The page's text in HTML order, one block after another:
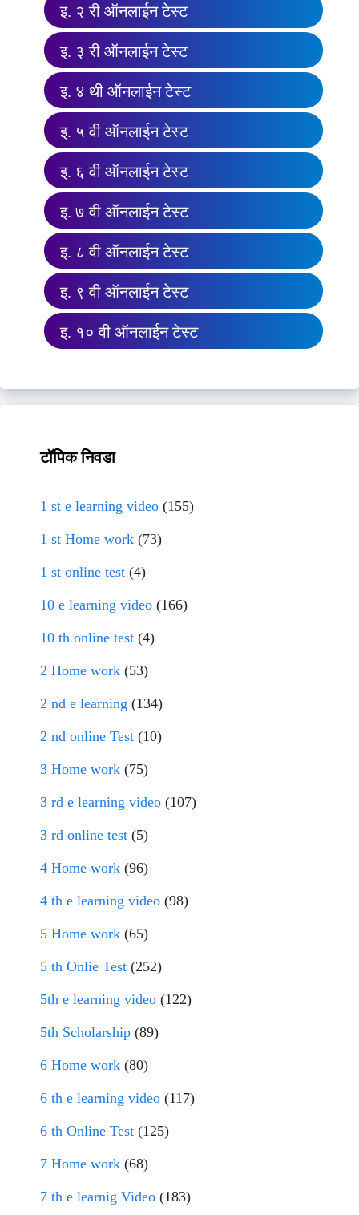
इ. २ री ऑनलाईन टेस्ट
इ. ३ री ऑनलाईन टेस्ट
इ. ४ थी ऑनलाईन टेस्ट
इ. ५ वी ऑनलाईन टेस्ट
इ. ६ वी ऑनलाईन टेस्ट
इ. ७ वी ऑनलाईन टेस्ट
इ. ८ वी ऑनलाईन टेस्ट
इ. ९ वी ऑनलाईन टेस्ट
इ. १० वी ऑनलाईन टेस्ट
टॉपिक निवडा
1 st e learning video (155)
1 st Home work (73)
1 st online test (4)
10 e learning video (166)
10 th online test (4)
2 Home work (53)
2 nd e learning (134)
2 nd online Test (10)
3 Home work (75)
3 rd e learning video (107)
3 rd online test (5)
4 Home work (96)
4 th e learning video (98)
5 Home work (65)
5 th Onlie Test (252)
5th e learning video (122)
5th Scholarship (89)
6 Home work (80)
6 th e learning video (117)
6 th Online Test (125)
7 Home work (68)
7 th e learnig Video (183)